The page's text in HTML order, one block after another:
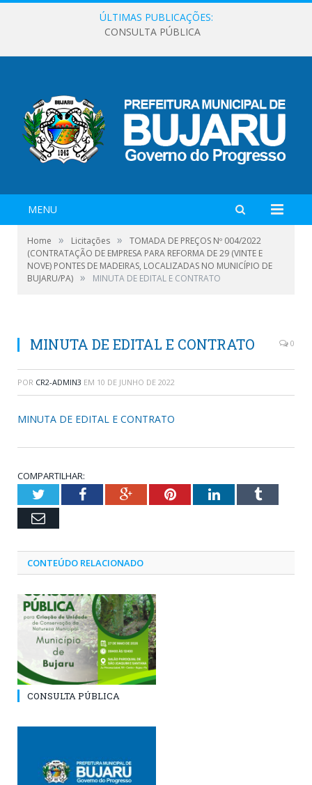
ÚLTIMAS PUBLICAÇÕES:
CONSULTA PÚBLICA
MENU
Home » Licitações »
TOMADA DE PREÇOS Nº 004/2022
(CONTRATAÇÃO DE EMPRESA PARA REFORMA DE 29 (VINTE E
NOVE) PONTES DE MADEIRAS, LOCALIZADAS NO MUNICÍPIO DE
BUJARU/PA) » MINUTA DE EDITAL E CONTRATO
MINUTA DE EDITAL E CONTRATO 0
POR CR2-ADMIN3 EM 10 DE JUNHO DE 2022
MINUTA DE EDITAL E CONTRATO
COMPARTILHAR:
TwitterFacebookGoogle+PinterestLinkedInTumblr
Email
CONTEÚDO RELACIONADO
CONSULTA PÚBLICA